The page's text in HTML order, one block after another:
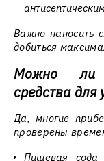
Важно наносить
добиться
Можно ли
средства для
Да, многие
проверены
Пищевая сода